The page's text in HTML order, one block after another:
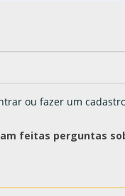
ou fazer um
feitas perguntas